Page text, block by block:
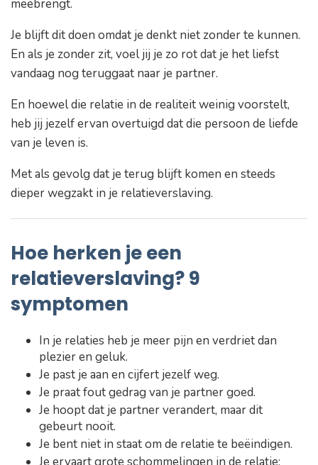
meebrengt.
Je blijft dit doen omdat je denkt niet zonder te kunnen.
En als je zonder zit, voel jij je zo rot dat je het liefst
vandaag nog teruggaat naar je partner.
En hoewel die relatie in de realiteit weinig voorstelt,
heb jij jezelf ervan overtuigd dat die persoon de liefde
van je leven is.
Met als gevolg dat je terug blijft komen en steeds
dieper wegzakt in je relatieverslaving.
Hoe herken je een
relatieverslaving? 9
symptomen
In je relaties heb je meer pijn en verdriet dan
plezier en geluk.
Je past je aan en cijfert jezelf weg.
Je praat fout gedrag van je partner goed.
Je hoopt dat je partner verandert, maar dit
gebeurt nooit.
Je bent niet in staat om de relatie te beëindigen.
Je ervaart grote schommelingen in de relatie: